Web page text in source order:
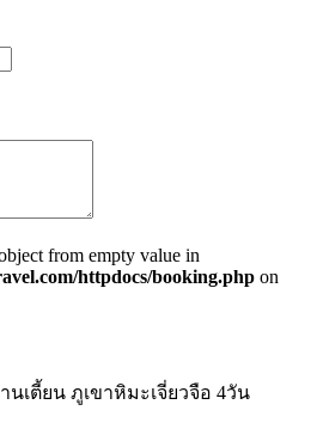
from empty value in
httpdocs/booking.php on